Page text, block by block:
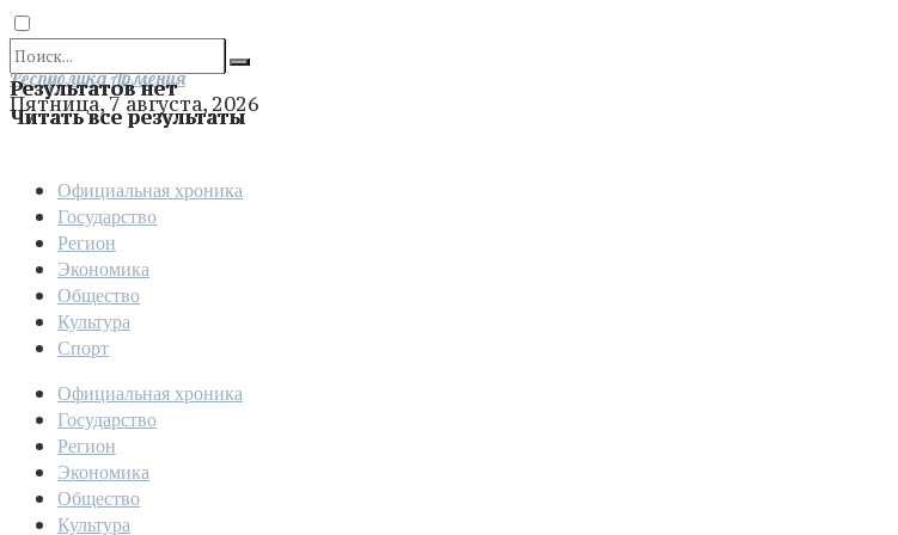
Результатов нет
Читать все результаты
Отправить
Республика Армения
Пятница, 7 августа, 2026
Официальная хроника
Государство
Регион
Экономика
Общество
Культура
Спорт
Официальная хроника
Государство
Регион
Экономика
Общество
Культура